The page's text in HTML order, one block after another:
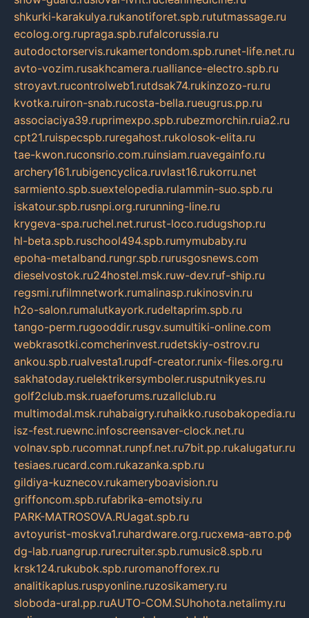
shkurki-karakulya.rukanotiforet.spb.rututmassage.ru
ecolog.org.rupraga.spb.rufalcorussia.ru
autodoctorservis.rukamertondom.spb.runet-life.net.ru
avto-vozim.rusakhcamera.rualliance-electro.spb.ru
stroyavt.rucontrolweb1.rutdsak74.rukinzozo-ru.ru
kvotka.ruiron-snab.rucosta-bella.rueugrus.pp.ru
associaciya39.ruprimexpo.spb.rubezmorchin.ruia2.ru
cpt21.ruispecspb.ruregahost.rukolosok-elita.ru
tae-kwon.ruconsrio.com.ruinsiam.ruavegainfo.ru
archery161.rubigencyclica.ruvlast16.rukorru.net
sarmiento.spb.suextelopedia.rulammin-suo.spb.ru
iskatour.spb.rusnpi.org.rurunning-line.ru
krygeva-spa.ruchel.net.rurust-loco.rudugshop.ru
hl-beta.spb.ruschool494.spb.rumymubaby.ru
epoha-metalband.rungr.spb.rurusgosnews.com
dieselvostok.ru24hostel.msk.ruw-dev.ruf-ship.ru
regsmi.rufilmnetwork.rumalinasp.rukinosvin.ru
h2o-salon.rumalutkayork.rudeltaprim.spb.ru
tango-perm.rugooddir.rusgv.sumultiki-online.com
webkrasotki.comcherinvest.rudetskiy-ostrov.ru
ankou.spb.rualvesta1.rupdf-creator.runix-files.org.ru
sakhatoday.ruelektrikersymboler.rusputnikyes.ru
golf2club.msk.ruaeforums.ruzallclub.ru
multimodal.msk.ruhabaigry.ruhaikko.rusobakopedia.ru
isz-fest.ruewnc.infoscreensaver-clock.net.ru
volnav.spb.rucomnat.runpf.net.ru7bit.pp.rukalugatur.ru
tesiaes.rucard.com.rukazanka.spb.ru
gildiya-kuznecov.rukameryboavision.ru
griffoncom.spb.rufabrika-emotsiy.ru
PARK-MATROSOVA.RUagat.spb.ru
avtoyurist-moskva1.ruhardware.org.ruсхема-авто.рф
dg-lab.ruangrup.rurecruiter.spb.rumusic8.spb.ru
krsk124.rukubok.spb.ruromanofforex.ru
analitikaplus.ruspyonline.ruzosikamery.ru
sloboda-ural.pp.ruAUTO-COM.SUhohota.netalimy.ru